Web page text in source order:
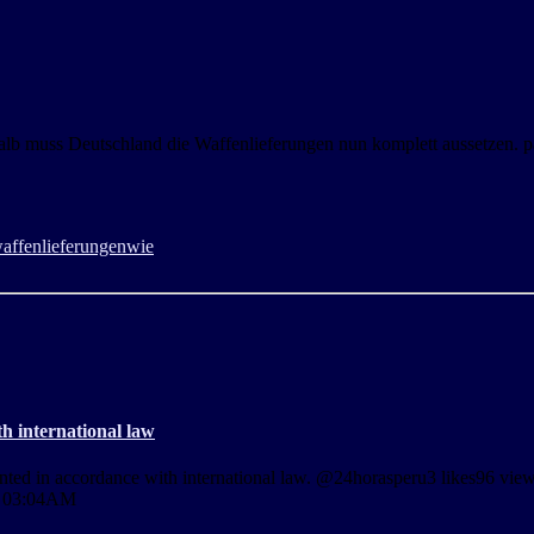
muss Deutschland die Waffenlieferungen nun komplett aussetzen.
wie
international law
in accordance with international law. @24horasperu3 likes96
03:04AM